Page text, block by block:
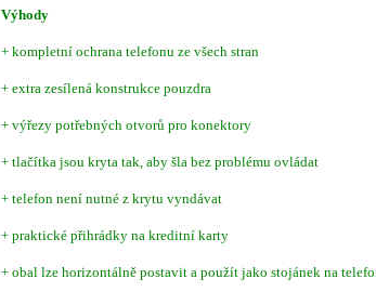
Výhody
+ kompletní ochrana telefonu ze všech stran
+ extra zesílená konstrukce pouzdra
+ výřezy potřebných otvorů pro konektory
+ tlačítka jsou kryta tak, aby šla bez problému ovládat
+ telefon není nutné z krytu vyndávat
+ praktické přihrádky na kreditní karty
+ obal lze horizontálně postavit a použít jako stojánek na